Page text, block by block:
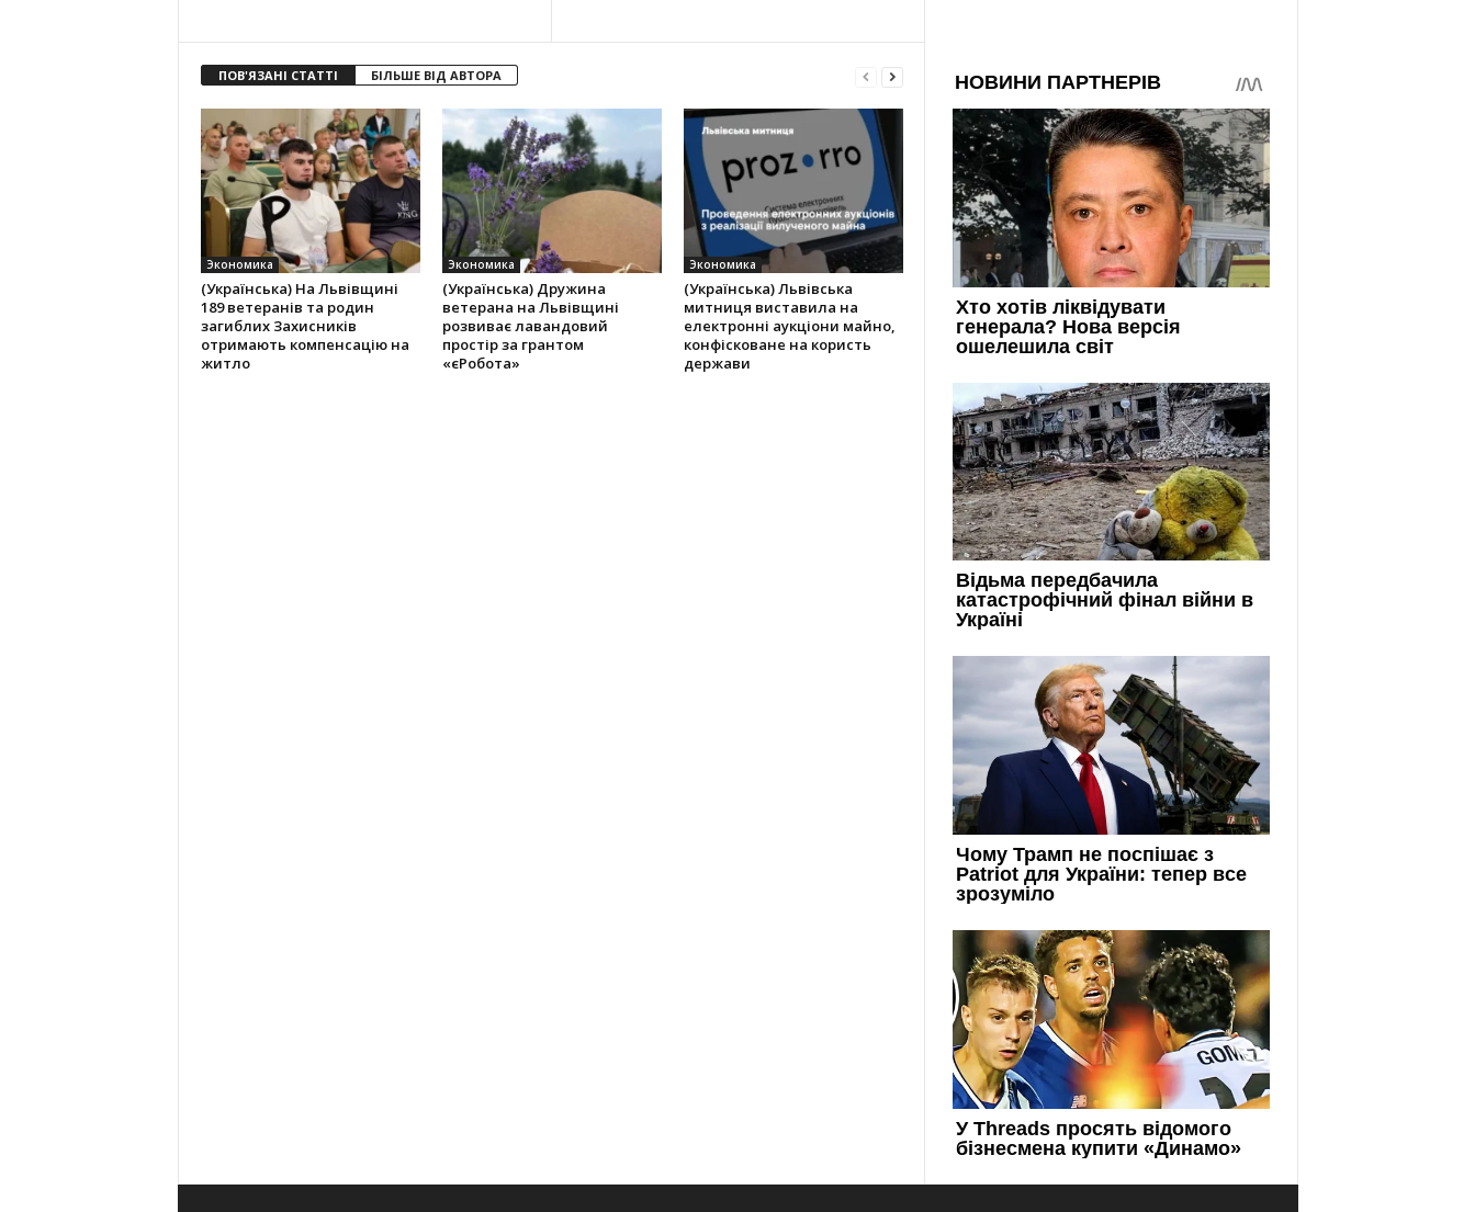
ПОВ'ЯЗАНІ СТАТТІ БІЛЬШЕ ВІД АВТОРА
Экономика
(Українська) На Львівщині
189 ветеранів та родин
загиблих Захисників
отримають компенсацію на
житло
Экономика
(Українська) Дружина
ветерана на Львівщині
розвиває лавандовий
простір за грантом
«єРобота»
Экономика
(Українська) Львівська
митниця виставила на
електронні аукціони майно,
конфісковане на користь
держави